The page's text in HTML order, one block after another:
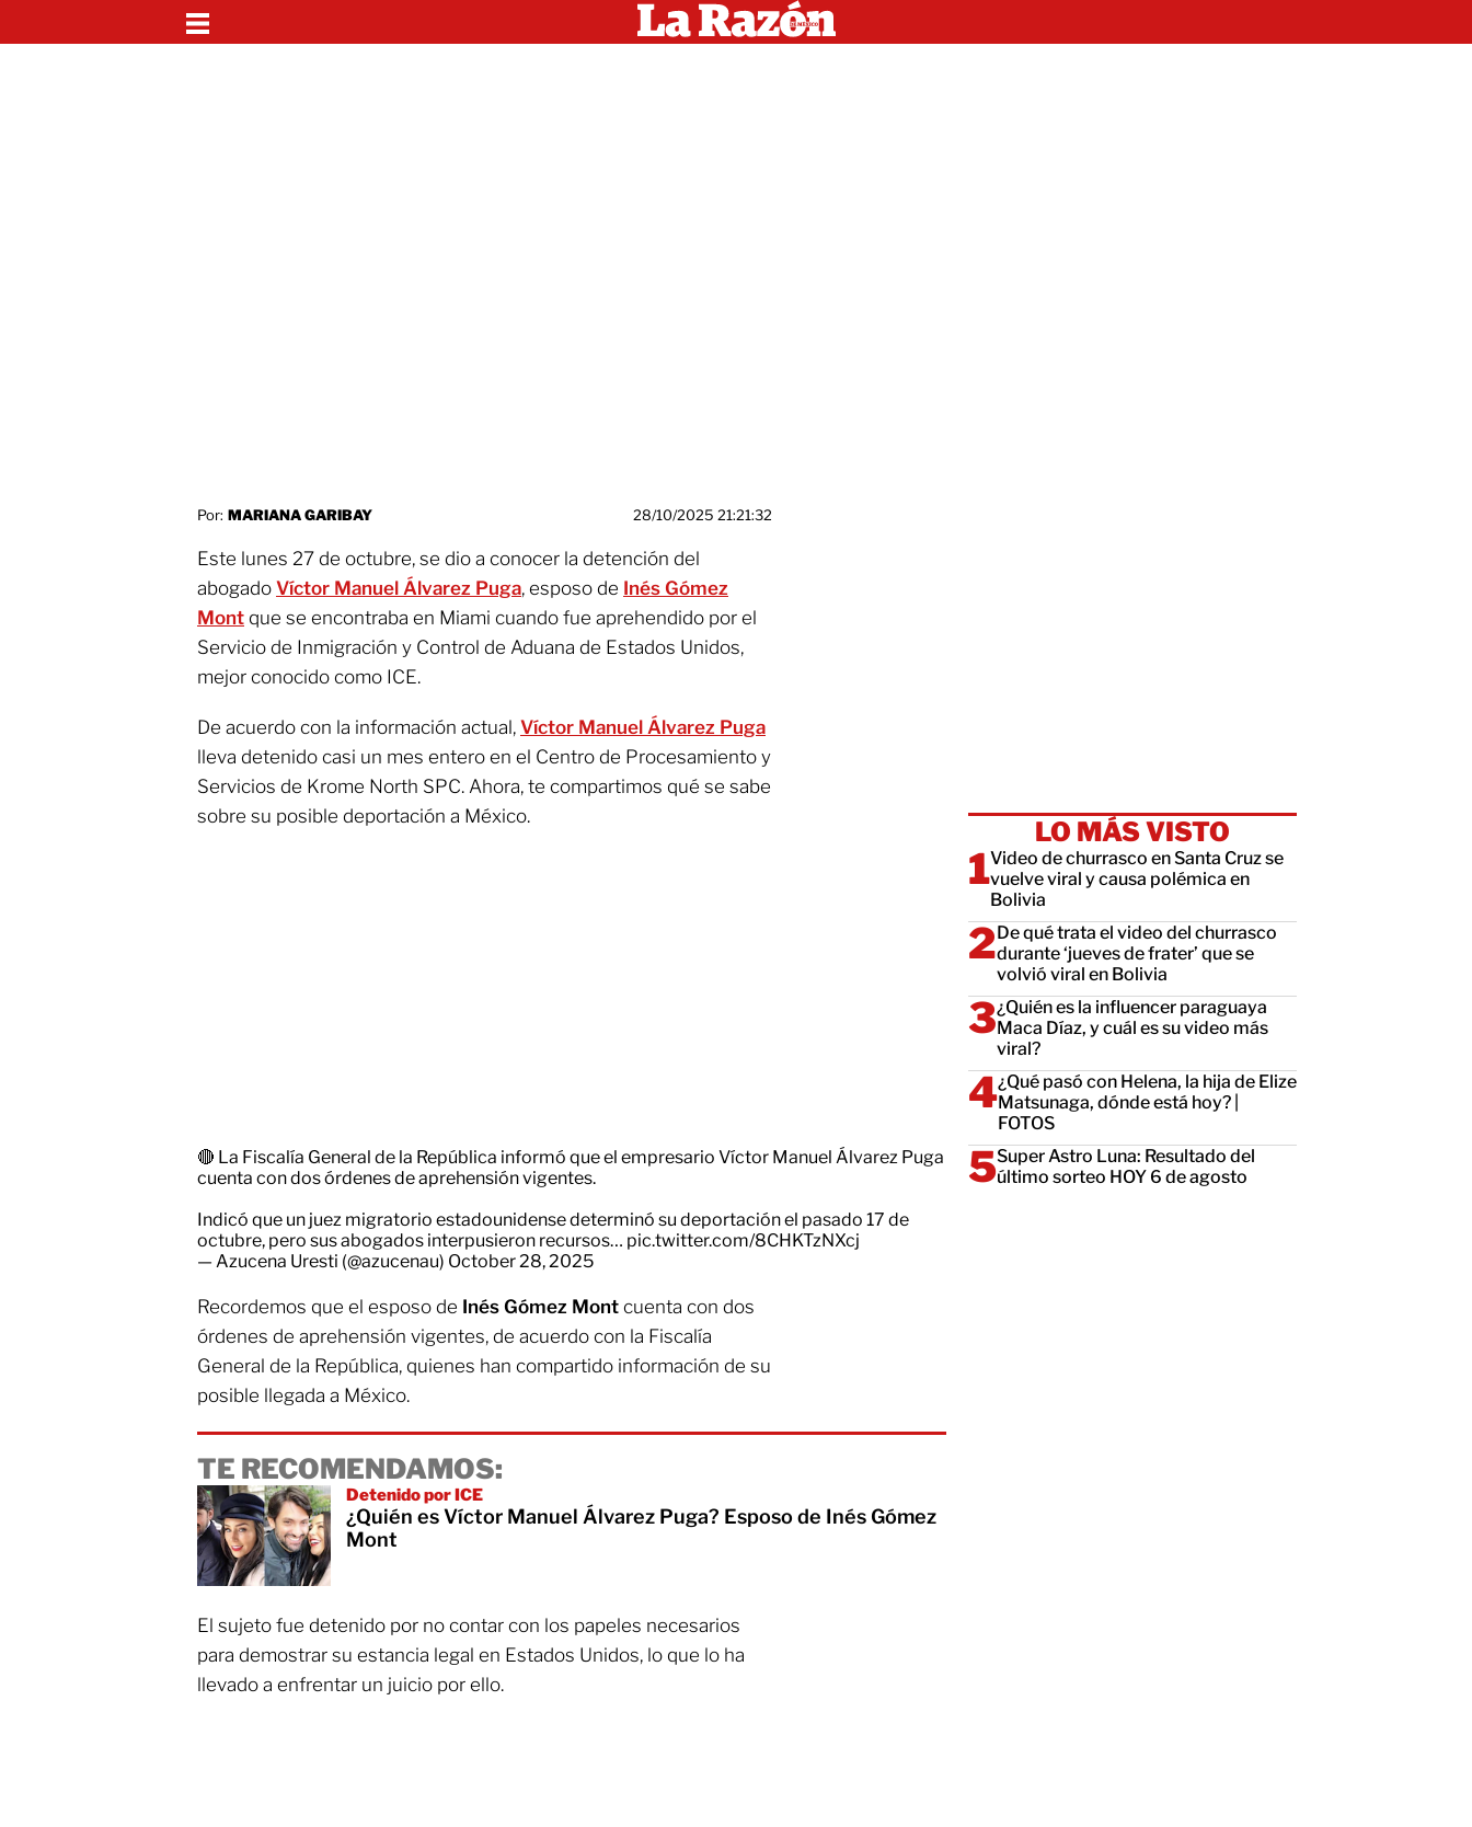
Por: MARIANA GARIBAY 28/10/2025 21:21:32
Este lunes 27 de octubre, se dio a conocer la detención del
abogado Víctor Manuel Álvarez Puga, esposo de Inés Gómez
Mont que se encontraba en Miami cuando fue aprehendido por el
Servicio de Inmigración y Control de Aduana de Estados Unidos,
mejor conocido como ICE.
De acuerdo con la información actual, Víctor Manuel Álvarez Puga
lleva detenido casi un mes entero en el Centro de Procesamiento y
Servicios de Krome North SPC. Ahora, te compartimos qué se sabe
sobre su posible deportación a México.
🔴 La Fiscalía General de la República informó que el empresario Víctor Manuel Álvarez Puga
cuenta con dos órdenes de aprehensión vigentes.
Indicó que un juez migratorio estadounidense determinó su deportación el pasado 17 de
octubre, pero sus abogados interpusieron recursos… pic.twitter.com/8CHKTzNXcj
— Azucena Uresti (@azucenau) October 28, 2025
Recordemos que el esposo de Inés Gómez Mont cuenta con dos
órdenes de aprehensión vigentes, de acuerdo con la Fiscalía
General de la República, quienes han compartido información de su
posible llegada a México.
TE RECOMENDAMOS:
Detenido por ICE
¿Quién es Víctor Manuel Álvarez Puga? Esposo de Inés Gómez
Mont
El sujeto fue detenido por no contar con los papeles necesarios
para demostrar su estancia legal en Estados Unidos, lo que lo ha
llevado a enfrentar un juicio por ello.
LO MÁS VISTO
Video de churrasco en Santa Cruz se
vuelve viral y causa polémica en
Bolivia
De qué trata el video del churrasco
durante ‘jueves de frater’ que se
volvió viral en Bolivia
¿Quién es la influencer paraguaya
Maca Díaz, y cuál es su video más
viral?
¿Qué pasó con Helena, la hija de Elize
Matsunaga, dónde está hoy? |
FOTOS
Super Astro Luna: Resultado del
último sorteo HOY 6 de agosto